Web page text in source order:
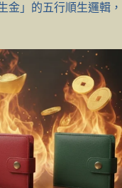
金」的五行順生邏輯，